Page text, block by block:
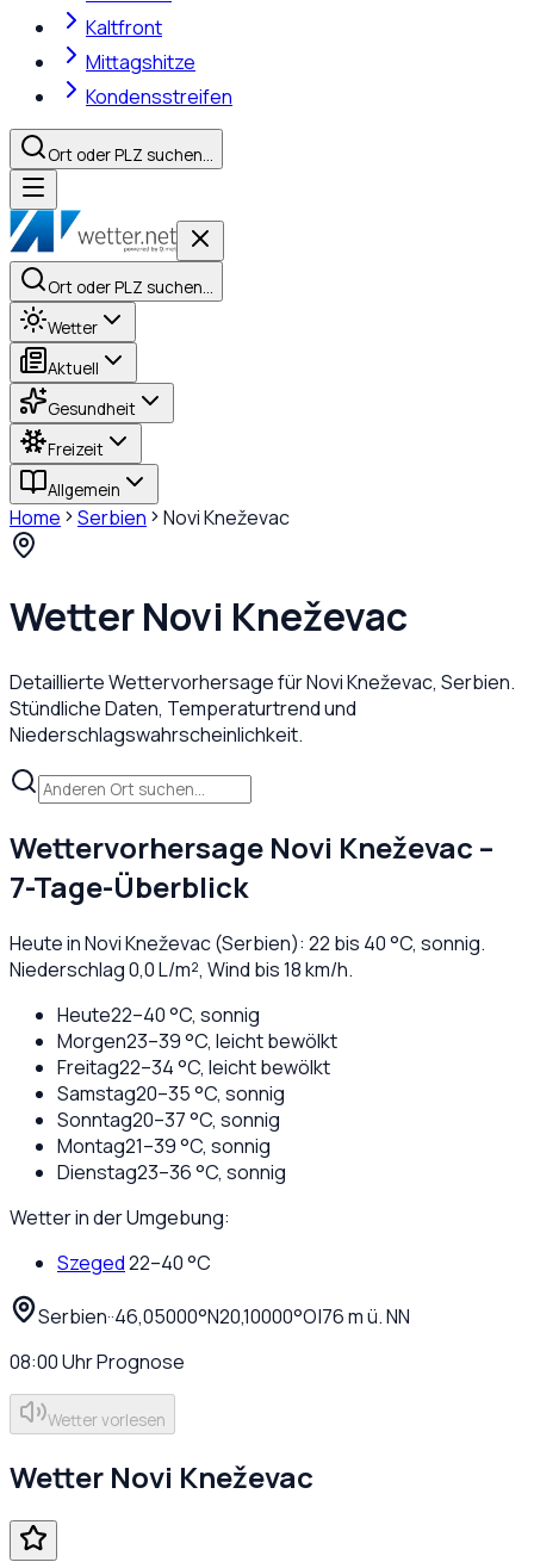
Kaltfront
Mittagshitze
Kondensstreifen
Ort oder PLZ suchen…
Ort oder PLZ suchen…
Wetter
Aktuell
Gesundheit
Freizeit
Allgemein
Home Serbien Novi Kneževac
WetterNovi Kneževac
Detaillierte Wettervorhersage fürNovi Kneževac, Serbien.
Stündliche Daten, Temperaturtrend und
Niederschlagswahrscheinlichkeit.
Wettervorhersage Novi Kneževac –
7-Tage-Überblick
Heute inNovi Kneževac(Serbien): 22 bis 40°C, sonnig.
Niederschlag0,0L/m², Wind bis18km/h.
Heute22–40°C, sonnig
Morgen23–39°C, leicht bewölkt
Freitag22–34°C, leicht bewölkt
Samstag20–35°C, sonnig
Sonntag20–37°C, sonnig
Montag21–39°C, sonnig
Dienstag23–36°C, sonnig
Wetter in der Umgebung:
Szeged22–40°C
Serbien··46,05000°N20,10000°O|76m ü. NN
08:00UhrPrognose
Wetter vorlesen
Wetter Novi Kneževac